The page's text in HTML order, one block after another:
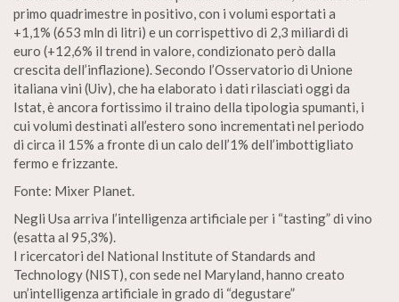
primo quadrimestre in positivo, con i volumi esportati a
+1,1% (653 mln di litri) e un corrispettivo di 2,3 miliardi di
euro (+12,6% il trend in valore, condizionato però dalla
crescita dell’inflazione). Secondo l’Osservatorio di Unione
italiana vini (Uiv), che ha elaborato i dati rilasciati oggi da
Istat, è ancora fortissimo il traino della tipologia spumanti, i
cui volumi destinati all’estero sono incrementati nel periodo
di circa il 15% a fronte di un calo dell’1% dell’imbottigliato
fermo e frizzante.
Fonte: Mixer Planet.
Negli Usa arriva l’intelligenza artificiale per i “tasting” di vino
(esatta al 95,3%).
I ricercatori del National Institute of Standards and
Technology (NIST), con sede nel Maryland, hanno creato
un’intelligenza artificiale in grado di “degustare”